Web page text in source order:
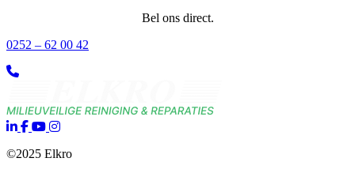
Bel ons direct.
0252 – 62 00 42
©2025 Elkro